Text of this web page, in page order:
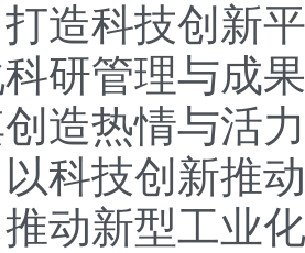
造科技创新
研管理与成
造热情与活
科技创新推
动新型工业